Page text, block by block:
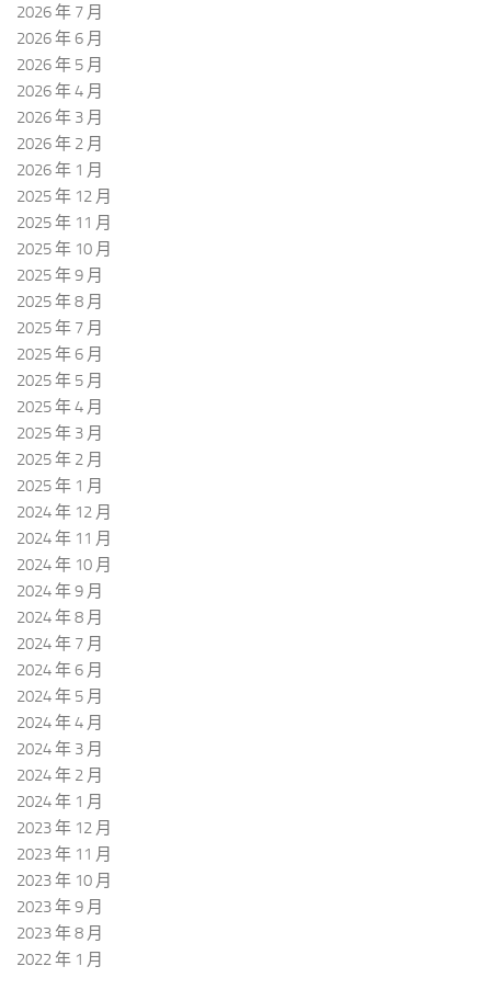
2026 年 7 月
2026 年 6 月
2026 年 5 月
2026 年 4 月
2026 年 3 月
2026 年 2 月
2026 年 1 月
2025 年 12 月
2025 年 11 月
2025 年 10 月
2025 年 9 月
2025 年 8 月
2025 年 7 月
2025 年 6 月
2025 年 5 月
2025 年 4 月
2025 年 3 月
2025 年 2 月
2025 年 1 月
2024 年 12 月
2024 年 11 月
2024 年 10 月
2024 年 9 月
2024 年 8 月
2024 年 7 月
2024 年 6 月
2024 年 5 月
2024 年 4 月
2024 年 3 月
2024 年 2 月
2024 年 1 月
2023 年 12 月
2023 年 11 月
2023 年 10 月
2023 年 9 月
2023 年 8 月
2022 年 1 月